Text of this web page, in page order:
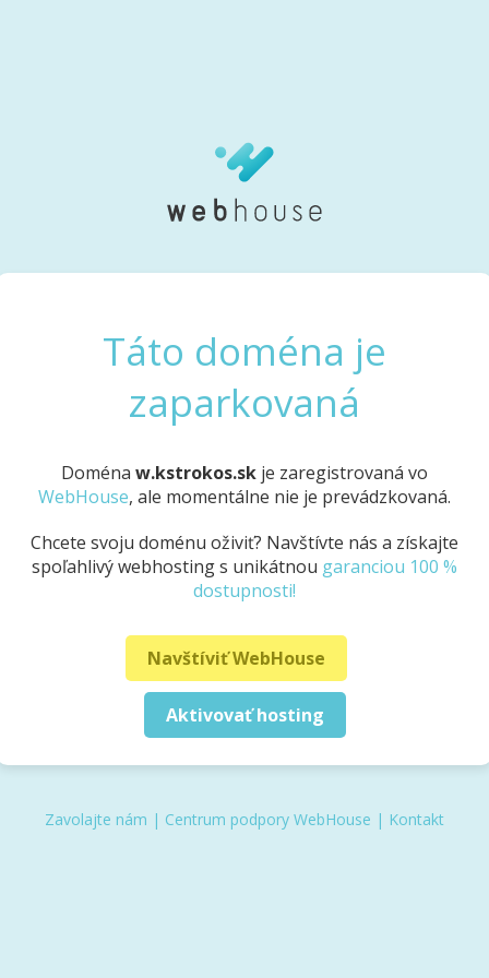
Táto doména je
zaparkovaná
Doména w.kstrokos.sk je zaregistrovaná vo
WebHouse, ale momentálne nie je prevádzkovaná.
Chcete svoju doménu oživiť? Navštívte nás a získajte
spoľahlivý webhosting s unikátnou garanciou 100 %
dostupnosti!
Navštíviť WebHouse
Aktivovať hosting
Zavolajte nám | Centrum podpory WebHouse | Kontakt